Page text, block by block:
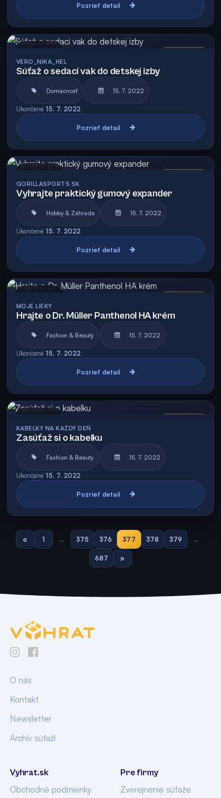
Pozrieť detail
VERO_NIKA_HEL
Súťaž o sedací vak do detskej izby
Domácnosť 15. 7. 2022
Ukončené 15. 7. 2022
Pozrieť detail
GORILLASPORTS.SK
Vyhrajte praktický gumový expander
Hobby & Záhrada 15. 7. 2022
Ukončené 15. 7. 2022
Pozrieť detail
MOJE LIEKY
Hrajte o Dr. Müller Panthenol HA krém
Fashion & Beauty 15. 7. 2022
Ukončené 15. 7. 2022
Pozrieť detail
KABELKY NA KAŽDÝ DEŇ
Zasúťaž si o kabelku
Fashion & Beauty 15. 7. 2022
Ukončené 15. 7. 2022
Pozrieť detail
« 1 … 375 376 377 378 379 …
687 »
O nás
Kontakt
Newsletter
Archív súťaží
Vyhrat.sk
Obchodné podmienky
Pre firmy
Zverejnenie súťaže